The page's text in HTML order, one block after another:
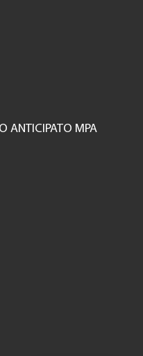
MODELLO DI PENSIONAMENTO ANTICIPATO MPA